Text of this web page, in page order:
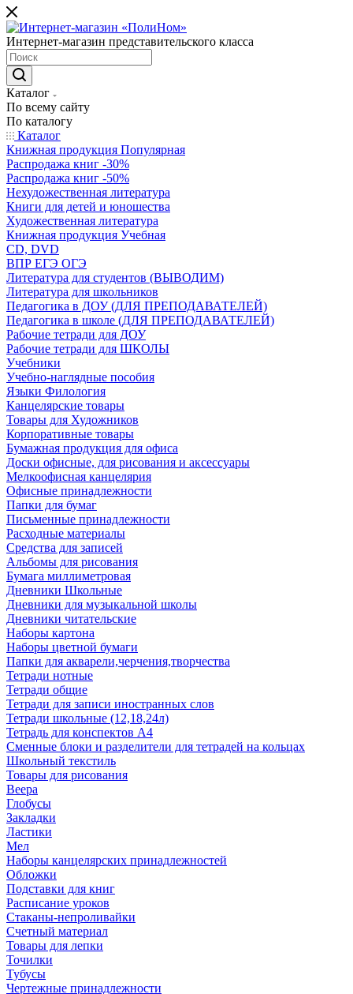
Интернет-магазин представительского класса
Каталог
По всему сайту
По каталогу
Каталог
Книжная продукция Популярная
Распродажа книг -30%
Распродажа книг -50%
Нехудожественная литература
Книги для детей и юношества
Художественная литература
Книжная продукция Учебная
CD, DVD
ВПР ЕГЭ ОГЭ
Литература для студентов (ВЫВОДИМ)
Литература для школьников
Педагогика в ДОУ (ДЛЯ ПРЕПОДАВАТЕЛЕЙ)
Педагогика в школе (ДЛЯ ПРЕПОДАВАТЕЛЕЙ)
Рабочие тетради для ДОУ
Рабочие тетради для ШКОЛЫ
Учебники
Учебно-наглядные пособия
Языки Филология
Канцелярские товары
Товары для Художников
Корпоративные товары
Бумажная продукция для офиса
Доски офисные, для рисования и аксессуары
Мелкоофисная канцелярия
Офисные принадлежности
Папки для бумаг
Письменные принадлежности
Расходные материалы
Средства для записей
Альбомы для рисования
Бумага миллиметровая
Дневники Школьные
Дневники для музыкальной школы
Дневники читательские
Наборы картона
Наборы цветной бумаги
Папки для акварели,черчения,творчества
Тетради нотные
Тетради общие
Тетради для записи иностранных слов
Тетради школьные (12,18,24л)
Тетрадь для конспектов А4
Сменные блоки и разделители для тетрадей на кольцах
Школьный текстиль
Товары для рисования
Веера
Глобусы
Закладки
Ластики
Мел
Наборы канцелярских принадлежностей
Обложки
Подставки для книг
Расписание уроков
Стаканы-непроливайки
Счетный материал
Товары для лепки
Точилки
Тубусы
Чертежные принадлежности